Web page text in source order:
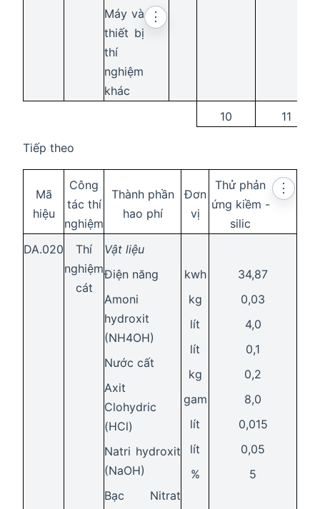
Máy và
thiết bị
thí
nghiệm
khác
⋮
10 11
Tiếp theo
Mã
hiệu
Công
tác thí
nghiệm
Thành phần
hao phí
Đơn
vị
Thử phản
ứng kiềm -
silic
⋮
DA.020
Thí
nghiệm
cát
Vật liệu
Điện năng
Amoni
hydroxit
(NH4OH)
Nước cất
Axit
Clohydric
(HCl)
Natri hydroxit
(NaOH)
Bạc Nitrat
kwh
kg
lít
lít
kg
gam
lít
lít
%
34,87
0,03
4,0
0,1
0,2
8,0
0,015
0,05
5